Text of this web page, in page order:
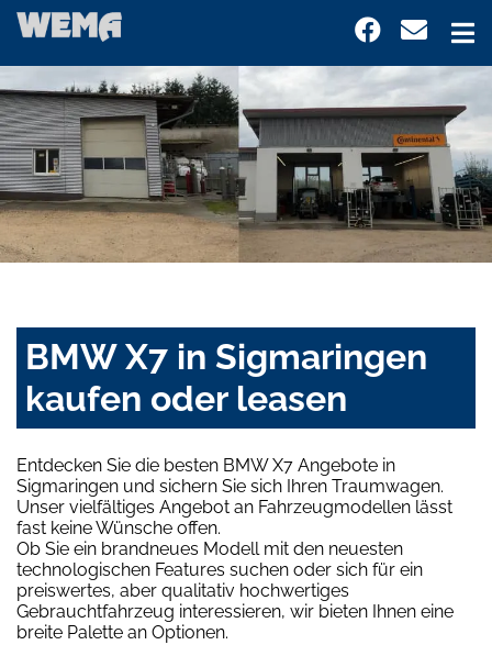
BMW X7 in Sigmaringen
kaufen oder leasen
Entdecken Sie die besten BMW X7 Angebote in
Sigmaringen und sichern Sie sich Ihren Traumwagen.
Unser vielfältiges Angebot an Fahrzeugmodellen lässt
fast keine Wünsche offen.
Ob Sie ein brandneues Modell mit den neuesten
technologischen Features suchen oder sich für ein
preiswertes, aber qualitativ hochwertiges
Gebrauchtfahrzeug interessieren, wir bieten Ihnen eine
breite Palette an Optionen.